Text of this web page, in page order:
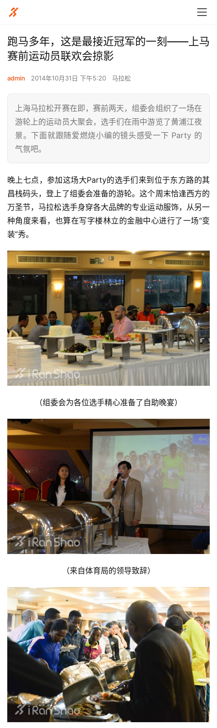
跑马多年，这是最接近冠军的一刻——上马
赛前运动员联欢会掠影
admin 2014年10月31日 下午5:20 马拉松
上海马拉松开赛在即，赛前两天，组委会组织了一场在
游轮上的运动员大聚会，选手们在雨中游览了黄浦江夜
景。下面就跟随爱燃烧小编的镜头感受一下 Party 的
气氛吧。
晚上七点，参加这场大Party的选手们来到位于东方路的其
昌栈码头，登上了组委会准备的游轮。这个周末恰逢西方的
万圣节，马拉松选手身穿各大品牌的专业运动服饰，从另一
种角度来看，也算在写字楼林立的金融中心进行了一场“变
装”秀。
（组委会为各位选手精心准备了自助晚宴）
（来自体育局的领导致辞）